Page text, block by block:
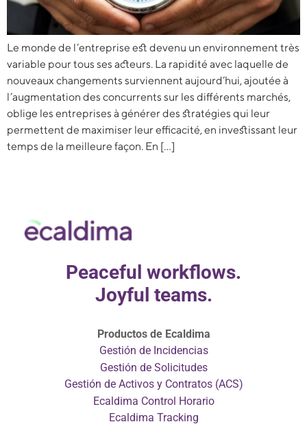
Le monde de l’entreprise est devenu un environnement très
variable pour tous ses acteurs. La rapidité avec laquelle de
nouveaux changements surviennent aujourd’hui, ajoutée à
l’augmentation des concurrents sur les différents marchés,
oblige les entreprises à générer des stratégies qui leur
permettent de maximiser leur efficacité, en investissant leur
temps de la meilleure façon. En […]
Peaceful workflows.
Joyful teams.
Productos de Ecaldima
Gestión de Incidencias
Gestión de Solicitudes
Gestión de Activos y Contratos (ACS)
Ecaldima Control Horario
Ecaldima Tracking